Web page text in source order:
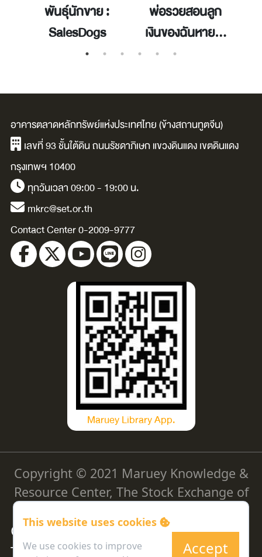
พันธุ์นักขาย :
SalesDogs
พ่อรวยสอนลูก
เงินของฉันหายไป
ไหน
This website uses cookies
We use cookies to improve
Accept
อาคารตลาดหลักทรัพย์แห่งประเทศไทย (ข้างสถานทูตจีน)
เลขที่ 93 ชั้นใต้ดิน ถนนรัชดาภิเษก แขวงดินแดง เขตดินแดง
กรุงเทพฯ 10400
ทุกวันเวลา 09:00 - 19:00 น.
mkrc@set.or.th
Contact Center 0-2009-9777
Maruey Library App.
Copyright © 2021 Maruey Knowledge &
Resource Center, The Stock Exchange of
Cookie Policy|Privacy Policy|
Terms and Conditions
Personal